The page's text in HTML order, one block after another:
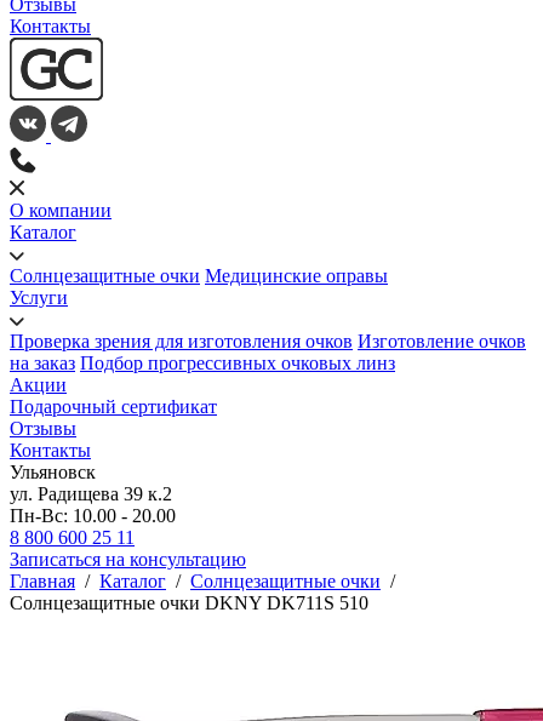
Отзывы
Контакты
О компании
Каталог
Солнцезащитные очки Медицинские оправы
Услуги
Проверка зрения для изготовления очков Изготовление очков
на заказ Подбор прогрессивных очковых линз
Акции
Подарочный сертификат
Отзывы
Контакты
Ульяновск
ул. Радищева 39 к.2
Пн-Вс: 10.00 - 20.00
8 800 600 25 11
Записаться на консультацию
Главная / Каталог / Солнцезащитные очки /
Солнцезащитные очки DKNY DK711S 510